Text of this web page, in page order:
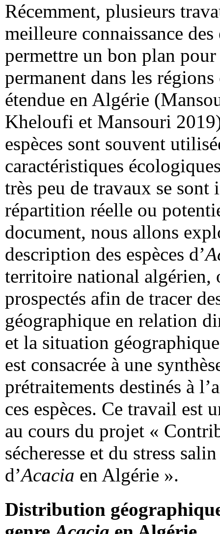
Récemment, plusieurs
meilleure connaissance des
permettre un bon plan
permanent dans les
étendue en Algérie
Kheloufi et Mansouri
espèces sont souvent
caractéristiques
très peu de travaux se sont
répartition réelle ou
document, nous allons
description des espèces d’
territoire national algérien,
prospectés afin de tracer
géographique en relation
et la situation
est consacrée à une
prétraitements destinés à
ces espèces. Ce travail est
au cours du projet «
sécheresse et du stress
d’Acacia en Algérie ».
Distribution